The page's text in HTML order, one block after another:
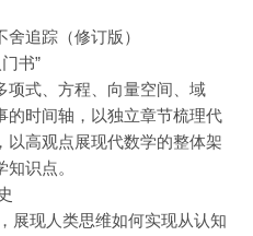
追踪（修订版）
书”
项式、方程、向量空间、域
时间轴，以独立章节梳理代
以高观点展现代数学的整体架
识点。
展现人类思维如何实现从认知